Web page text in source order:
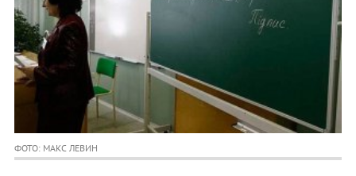
ФОТО: МАКС ЛЕВИН